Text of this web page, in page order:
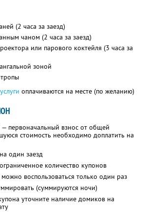
(2 часа за заезд)
чаном (2 часа за заезд)
или парового коктейля (3 часа за
зоной
оплачиваются на месте (по желанию)
— первоначальный взнос от общей
стоимость необходимо доплатить на
один заезд
количество купонов
воспользоваться только один раз
(суммируются ночи)
уточните наличие домиков на